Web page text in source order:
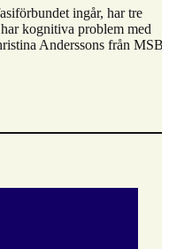
ingår, har tre
kognitiva problem med
Anderssons från MSB,